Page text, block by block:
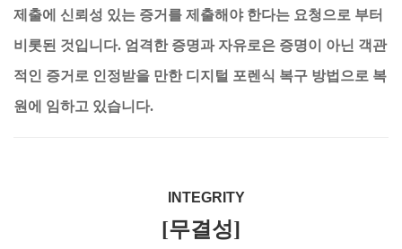
제출에 신뢰성 있는 증거를 제출해야 한다는 요청으로 부터
비롯된 것입니다. 엄격한 증명과 자유로은 증명이 아닌 객관
적인 증거로 인정받을 만한 디지털 포렌식 복구 방법으로 복
원에 임하고 있습니다.
INTEGRITY
[무결성]